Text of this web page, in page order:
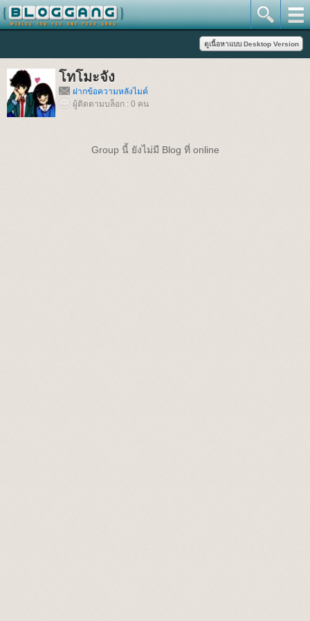
โทโมะจัง
ฝากข้อความหลังไมค์
ผู้ติดตามบล็อก : 0 คน
Group นี้ ยังไม่มี Blog ที่ online